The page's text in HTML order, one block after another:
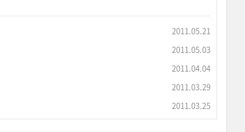
2011.05.21
2011.05.03
2011.04.04
2011.03.29
2011.03.25